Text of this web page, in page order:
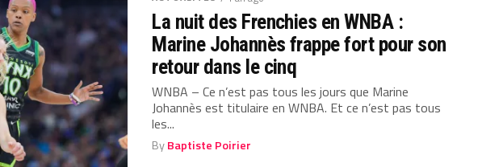
La nuit des Frenchies en WNBA :
Marine Johannès frappe fort pour son
retour dans le cinq
WNBA – Ce n’est pas tous les jours que Marine
Johannès est titulaire en WNBA. Et ce n’est pas tous
les...
ByBaptiste Poirier